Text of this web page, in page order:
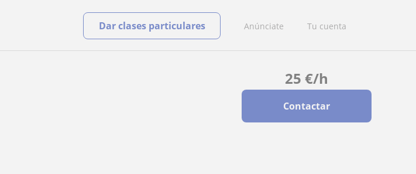
Anúnciate Tu cuenta
Dar clases particulares
25 €/h
Contactar